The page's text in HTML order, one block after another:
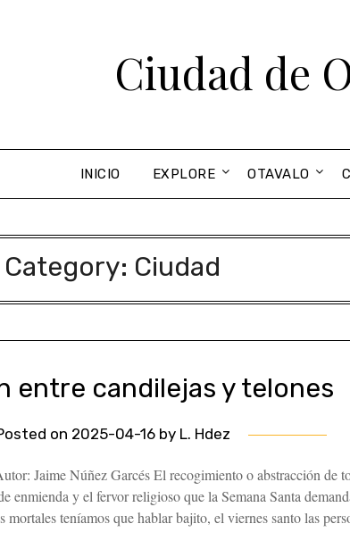
Ciudad de
INICIO EXPLORE OTAVALO
Category: Ciudad
entre candilejas y telones
on 2025-04-16by L. Hdez
Jaime Núñez Garcés El recogimiento o abstracción de
enmienda y el fervor religioso que la Semana Santa
mortales teníamos que hablar bajito, el viernes santo las